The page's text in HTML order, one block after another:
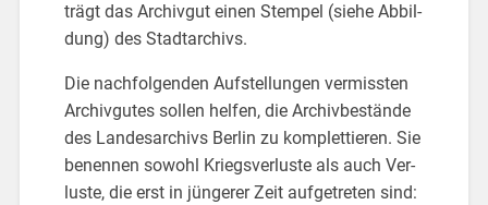
trägt das Ar­chiv­gut einen Stem­pel (siehe Ab­bil­
dung) des Stadt­ar­chivs.
Die nach­fol­gen­den Auf­stel­lun­gen ver­miss­ten
Ar­chiv­gu­tes sol­len hel­fen, die Ar­chiv­be­stän­de
des Lan­des­ar­chivs Ber­lin zu kom­plet­tie­ren. Sie
be­nen­nen so­wohl Kriegs­ver­lus­te als auch Ver­
lus­te, die erst in jün­ge­rer Zeit auf­ge­tre­ten sind: